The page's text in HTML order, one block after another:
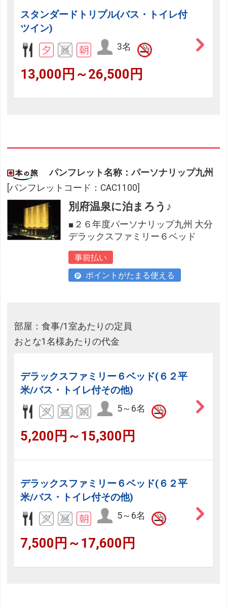
スタンダードトリプル(バス・トイレ付
ツイン)
3名
13,000円～26,500円
パンフレット名称：パーソナリップ九州
[パンフレットコード：CAC1100]
別府温泉に泊まろう♪
■２６年度パーソナリップ九州 大分
デラックスファミリー６ベッド
事前払い
ポイントがたまる使える
部屋：食事/1室あたりの定員
おとな1名様あたりの代金
デラックスファミリー６ベッド(６２平
米/バス・トイレ付その他)
5～6名
5,200円～15,300円
デラックスファミリー６ベッド(６２平
米/バス・トイレ付その他)
5～6名
7,500円～17,600円